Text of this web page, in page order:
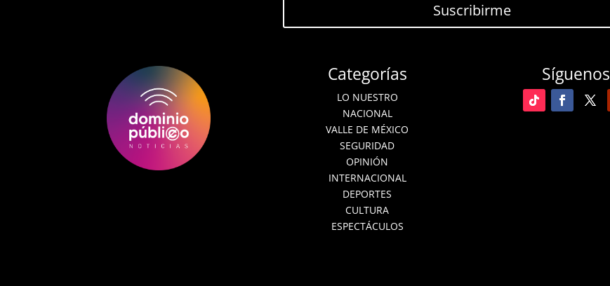
Suscribirme
Categorías
LO NUESTRO
NACIONAL
VALLE DE MÉXICO
SEGURIDAD
OPINIÓN
INTERNACIONAL
DEPORTES
CULTURA
ESPECTÁCULOS
Síguenos